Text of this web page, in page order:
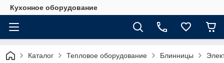
Кухонное оборудование
Каталог Тепловое оборудование Блинницы